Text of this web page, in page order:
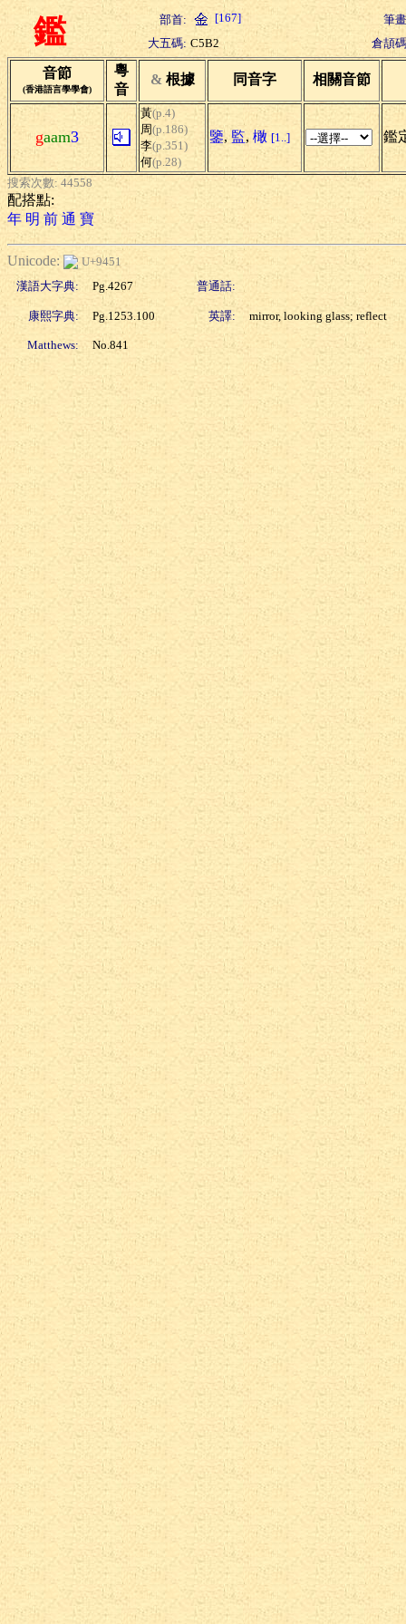
鑑 部首: [167]
筆
大五碼: C5B2 倉頡
音節
(香港語言學學會)
粵
音
& 根據 同音字 相關音節
gaam3
黃(p.4)
周(p.186)
李(p.351)
何(p.28)
鑒, 監, 橄 [1..] 鑑
搜索次數: 44558
配搭點:
年 明 前 通 寶
Unicode:
U+9451
漢語大字典:
Pg.4267 普通話:
康熙字典: Pg.1253.100 英譯: mirror, looking glass; reflect
Matthews: No.841